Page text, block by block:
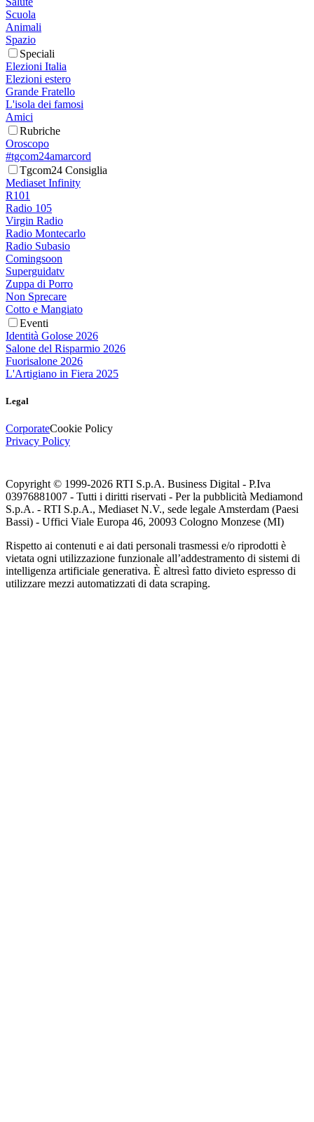
Scuola
Animali
Spazio
Speciali
Elezioni Italia
Elezioni estero
Grande Fratello
L'isola dei famosi
Amici
Rubriche
Oroscopo
#tgcom24amarcord
Tgcom24 Consiglia
Mediaset Infinity
R101
Radio 105
Virgin Radio
Radio Montecarlo
Radio Subasio
Comingsoon
Superguidatv
Zuppa di Porro
Non Sprecare
Cotto e Mangiato
Eventi
Identità Golose 2026
Salone del Risparmio 2026
Fuorisalone 2026
L'Artigiano in Fiera 2025
Legal
CorporateCookie Policy
Privacy Policy
Copyright © 1999-2026 RTI S.p.A. Business Digital - P.Iva
03976881007 - Tutti i diritti riservati - Per la pubblicità Mediamond
S.p.A. - RTI S.p.A., Mediaset N.V., sede legale Amsterdam (Paesi
Bassi) - Uffici Viale Europa 46, 20093 Cologno Monzese (MI)
Rispetto ai contenuti e ai dati personali trasmessi e/o riprodotti è
vietata ogni utilizzazione funzionale all’addestramento di sistemi di
intelligenza artificiale generativa. È altresì fatto divieto espresso di
utilizzare mezzi automatizzati di data scraping.